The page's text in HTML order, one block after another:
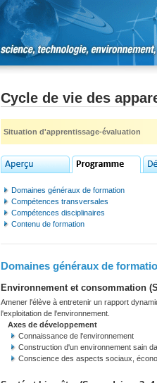
Cycle de vie des
Situation d'apprentissage-évaluation
Domaines généraux de formation
Compétences transversales
Compétences disciplinaires
Contenu de formation
Domaines généraux de
Environnement et consommation
Amener l'élève à entretenir un rapport
l'exploitation de l'environnement.
Axes de développement
Connaissance de l'environnement
Construction d'un environnement sain
Conscience des aspects sociaux,